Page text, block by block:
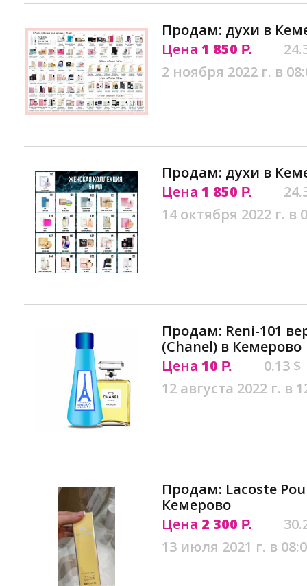
Продам: духи в
Цена 1 850 Р.
2 ноября 2022 г. в
Продам: духи в
Цена 1 850 Р.
14 октября 2022 г. в
Продам: Reni-101
(Chanel) в Кемерово
Цена 10 Р.
0.13 $
12 августа 2022 г. в
Продам: Lacoste
Кемерово
Цена 2 300 Р.
13 июля 2021 г. в